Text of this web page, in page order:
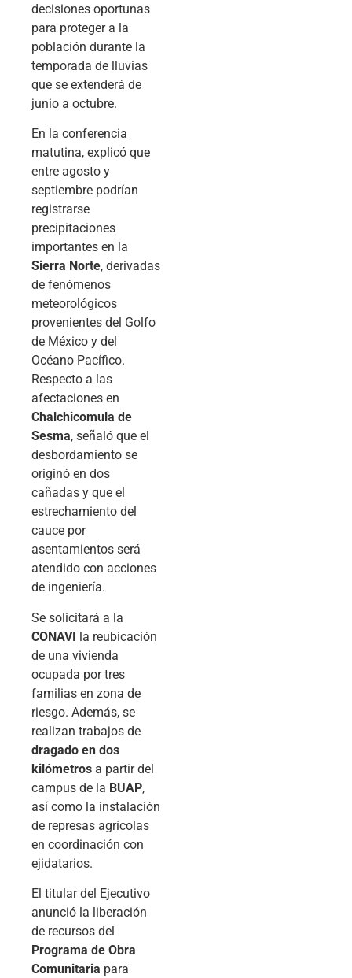
decisiones oportunas
para proteger a la
población durante la
temporada de lluvias
que se extenderá de
junio a octubre.
En la conferencia
matutina, explicó que
entre agosto y
septiembre podrían
registrarse
precipitaciones
importantes en la
Sierra Norte, derivadas
de fenómenos
meteorológicos
provenientes del Golfo
de México y del
Océano Pacífico.
Respecto a las
afectaciones en
Chalchicomula de
Sesma, señaló que el
desbordamiento se
originó en dos
cañadas y que el
estrechamiento del
cauce por
asentamientos será
atendido con acciones
de ingeniería.
Se solicitará a la
CONAVI la reubicación
de una vivienda
ocupada por tres
familias en zona de
riesgo. Además, se
realizan trabajos de
dragado en dos
kilómetros a partir del
campus de la BUAP,
así como la instalación
de represas agrícolas
en coordinación con
ejidatarios.
El titular del Ejecutivo
anunció la liberación
de recursos del
Programa de Obra
Comunitaria para